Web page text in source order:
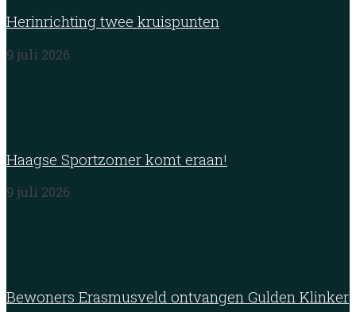
Herinrichting twee kruispunten
9 juli 2026
Haagse Sportzomer komt eraan!
9 juli 2026
Bewoners Erasmusveld ontvangen Gulden Klinker